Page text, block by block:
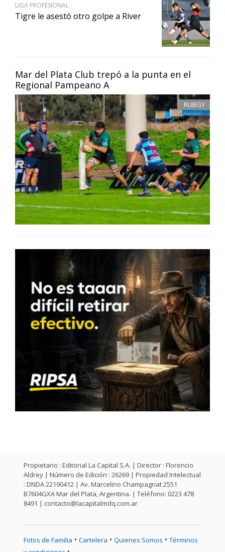
Mar del Plata Club trepó a la punta en el
Regional Pampeano A
RUBGY
LIGA PROFESIONAL
Tigre le asestó otro golpe a River
Propietario : Editorial La Capital S.A. | Director : Florencio
Aldrey | Número de Edición : 26269 | Propiedad Intelectual
: DNDA 22190412 | Av. Marcelino Champagnat 2551
B7604GXA Mar del Plata, Argentina. | Teléfono: 0223 478
8491 | contacto@lacapitalmdq.com.ar
Fotos de Familia • Cartelera • Quienes Somos • Términos